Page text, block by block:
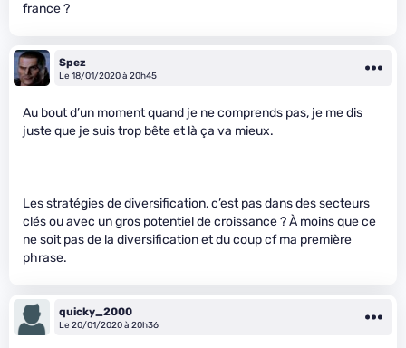
france ?
Spez
Le 18/01/2020 à 20h45
Au bout d’un moment quand je ne comprends pas, je me dis
juste que je suis trop bête et là ça va mieux.
Les stratégies de diversification, c’est pas dans des secteurs
clés ou avec un gros potentiel de croissance ? À moins que ce
ne soit pas de la diversification et du coup cf ma première
phrase.
quicky_2000
Le 20/01/2020 à 20h36